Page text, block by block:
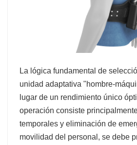
La lógica fundamental de
unidad adaptativa "hombre-
lugar de un rendimiento único
operación consiste
temporales y eliminación de
movilidad del personal, se debe